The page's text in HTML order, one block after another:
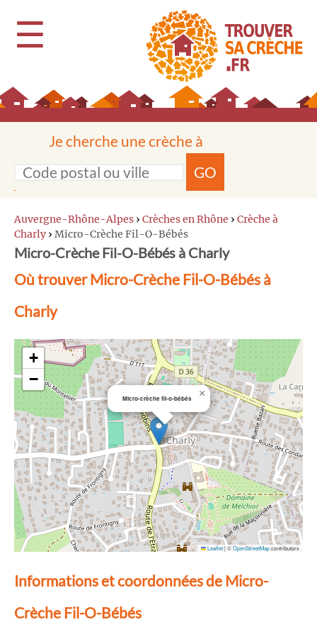
☰
Je cherche une crèche à
GO
Auvergne-Rhône-Alpes › Crèches en Rhône › Crèche à
Charly › Micro-Crèche Fil-O-Bébés
Micro-Crèche Fil-O-Bébés à Charly
Où trouver Micro-Crèche Fil-O-Bébés à
Charly
Micro-crèche fil-o-bébés ×
+
−
Leaflet|©OpenStreetMapcontributors
Informations et coordonnées de Micro-
Crèche Fil-O-Bébés